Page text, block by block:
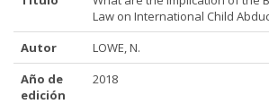
Law on International Child
Autor
LOWE, N.
Año de
edición
2018